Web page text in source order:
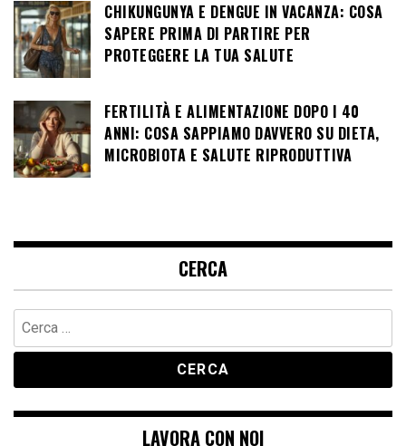
CHIKUNGUNYA E DENGUE IN VACANZA: COSA
SAPERE PRIMA DI PARTIRE PER
PROTEGGERE LA TUA SALUTE
FERTILITÀ E ALIMENTAZIONE DOPO I 40
ANNI: COSA SAPPIAMO DAVVERO SU DIETA,
MICROBIOTA E SALUTE RIPRODUTTIVA
CERCA
Ricerca
per:
LAVORA CON NOI